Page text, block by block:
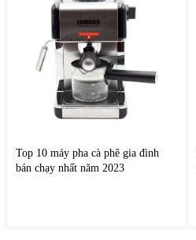
Top 10 máy pha cà phê gia đình
bán chạy nhất năm 2023